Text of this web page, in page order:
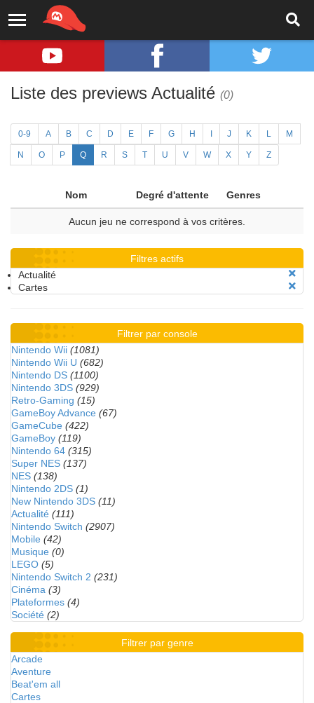
Liste des previews Actualité (0)
0-9 A B C D E F G H J K L M
N O P Q R S T U V W X Y Z
Nom Degré d'attente Genres
Aucun jeu ne correspond à vos critères.
Filtres actifs
Actualité
Cartes
Filtrer par console
Nintendo Wii (1081)
Nintendo Wii U (682)
Nintendo DS (1100)
Nintendo 3DS (929)
Retro-Gaming (15)
GameBoy Advance (67)
GameCube (422)
GameBoy (119)
Nintendo 64 (315)
Super NES (137)
NES (138)
Nintendo 2DS (1)
New Nintendo 3DS (11)
Actualité (111)
Nintendo Switch (2907)
Mobile (42)
Musique (0)
LEGO (5)
Nintendo Switch 2 (231)
Cinéma (3)
Plateformes (4)
Société (2)
Filtrer par genre
Arcade
Aventure
Beat'em all
Cartes